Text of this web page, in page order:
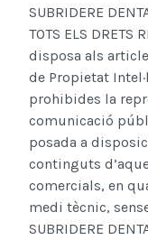
SUBRIDERE
TOTS ELS DRETS
disposa als
de Propietat
prohibides la
comunicació
posada a
continguts
comercials, en
medi tècnic,
SUBRIDERE